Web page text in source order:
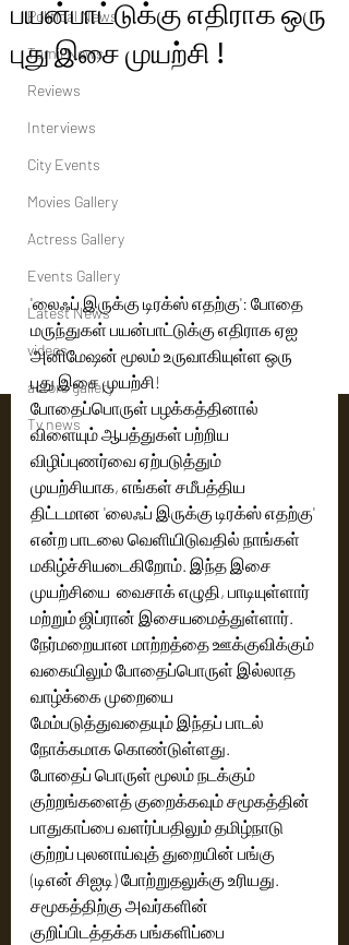
Political News
Tamil News
Reviews
Interviews
City Events
Movies Gallery
Actress Gallery
Events Gallery
Latest News
videos
actors gallery
Tv news
பயன்பாட்டுக்கு எதிராக ஒரு
புது இசை முயற்சி !
'லைஃப் இருக்கு டிரக்ஸ் எதற்கு': போதை
மருந்துகள் பயன்பாட்டுக்கு எதிராக ஏஐ
அனிமேஷன் மூலம் உருவாகியுள்ள ஒரு
புது இசை முயற்சி!
போதைப்பொருள் பழக்கத்தினால்
விளையும் ஆபத்துகள் பற்றிய
விழிப்புணர்வை ஏற்படுத்தும்
முயற்சியாக, எங்கள் சமீபத்திய
திட்டமான 'லைஃப் இருக்கு டிரக்ஸ் எதற்கு'
என்ற பாடலை வெளியிடுவதில் நாங்கள்
மகிழ்ச்சியடைகிறோம். இந்த இசை
முயற்சியை  வைசாக் எழுதி, பாடியுள்ளார்
மற்றும் ஜிப்ரான் இசையமைத்துள்ளார்.
நேர்மறையான மாற்றத்தை ஊக்குவிக்கும்
வகையிலும் போதைப்பொருள் இல்லாத
வாழ்க்கை முறையை
மேம்படுத்துவதையும் இந்தப் பாடல்
நோக்கமாக கொண்டுள்ளது.
போதைப் பொருள் மூலம் நடக்கும்
குற்றங்களைத் குறைக்கவும் சமூகத்தின்
பாதுகாப்பை வளர்ப்பதிலும் தமிழ்நாடு
குற்றப் புலனாய்வுத் துறையின் பங்கு
(டிஎன் சிஐடி) போற்றுதலுக்கு உரியது.
சமூகத்திற்கு அவர்களின்
குறிப்பிடத்தக்க பங்களிப்பை